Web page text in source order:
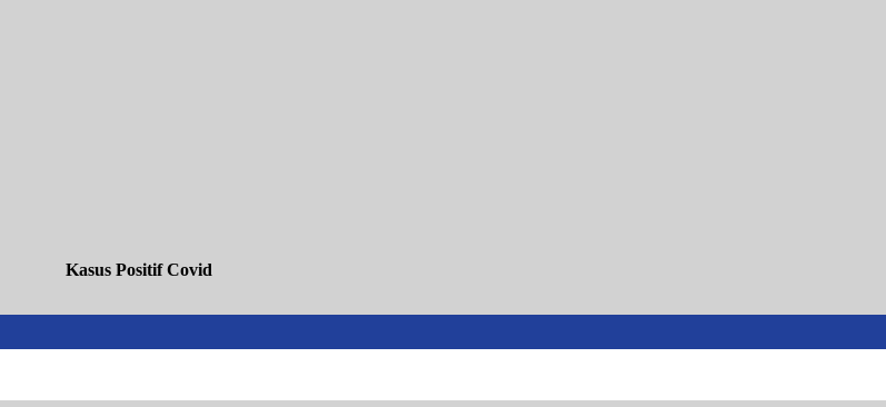
Kasus Positif Covid